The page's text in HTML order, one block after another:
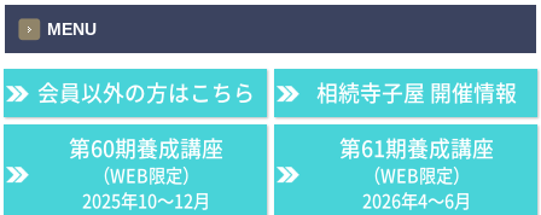
MENU
会員以外の方はこちら
相続寺子屋 開催情報
第60期養成講座
（WEB限定）
2025年10〜12月
第61期養成講座
（WEB限定）
2026年4〜6月